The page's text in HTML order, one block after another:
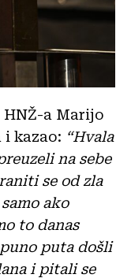
a Marijo
i kazao: “Hvala
na sebe
se od zla
ako
to danas
puta došli
i pitali se